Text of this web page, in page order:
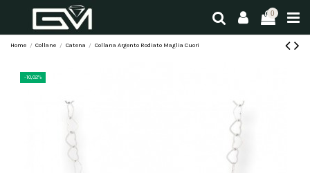
0
Home Collane Catena Collana Argento Rodiato Maglia Cuori
-10,02%